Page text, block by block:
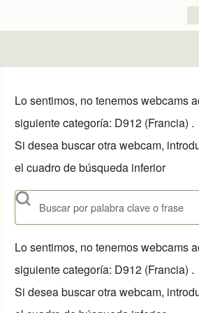
Lo sentimos, no tenemos webcams
siguiente categoría: D912 (Francia) .
Si desea buscar otra webcam,
el cuadro de búsqueda inferior
Buscar
Lo sentimos, no tenemos webcams
siguiente categoría: D912 (Francia) .
Si desea buscar otra webcam,